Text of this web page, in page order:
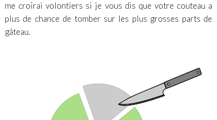
me croirai volontiers si je vous dis que votre couteau a
plus de chance de tomber sur les plus grosses parts de
gâteau.